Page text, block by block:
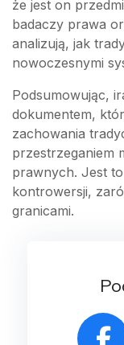
że jest on
badaczy prawa
analizują, jak
nowoczesnymi
Podsumowując,
dokumentem,
zachowania
przestrzeganiem
prawnych. Jest
kontrowersji,
granicami.